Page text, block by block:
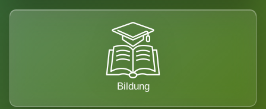
Bildung